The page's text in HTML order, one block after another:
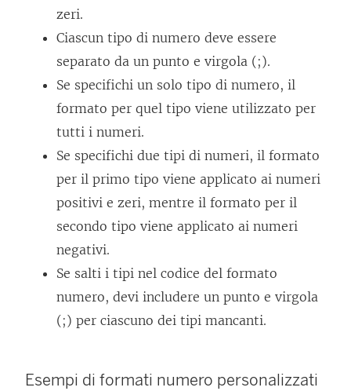
zeri.
Ciascun tipo di numero deve essere
separato da un punto e virgola (;).
Se specifichi un solo tipo di numero, il
formato per quel tipo viene utilizzato per
tutti i numeri.
Se specifichi due tipi di numeri, il formato
per il primo tipo viene applicato ai numeri
positivi e zeri, mentre il formato per il
secondo tipo viene applicato ai numeri
negativi.
Se salti i tipi nel codice del formato
numero, devi includere un punto e virgola
(;) per ciascuno dei tipi mancanti.
Esempi di formati numero personalizzati